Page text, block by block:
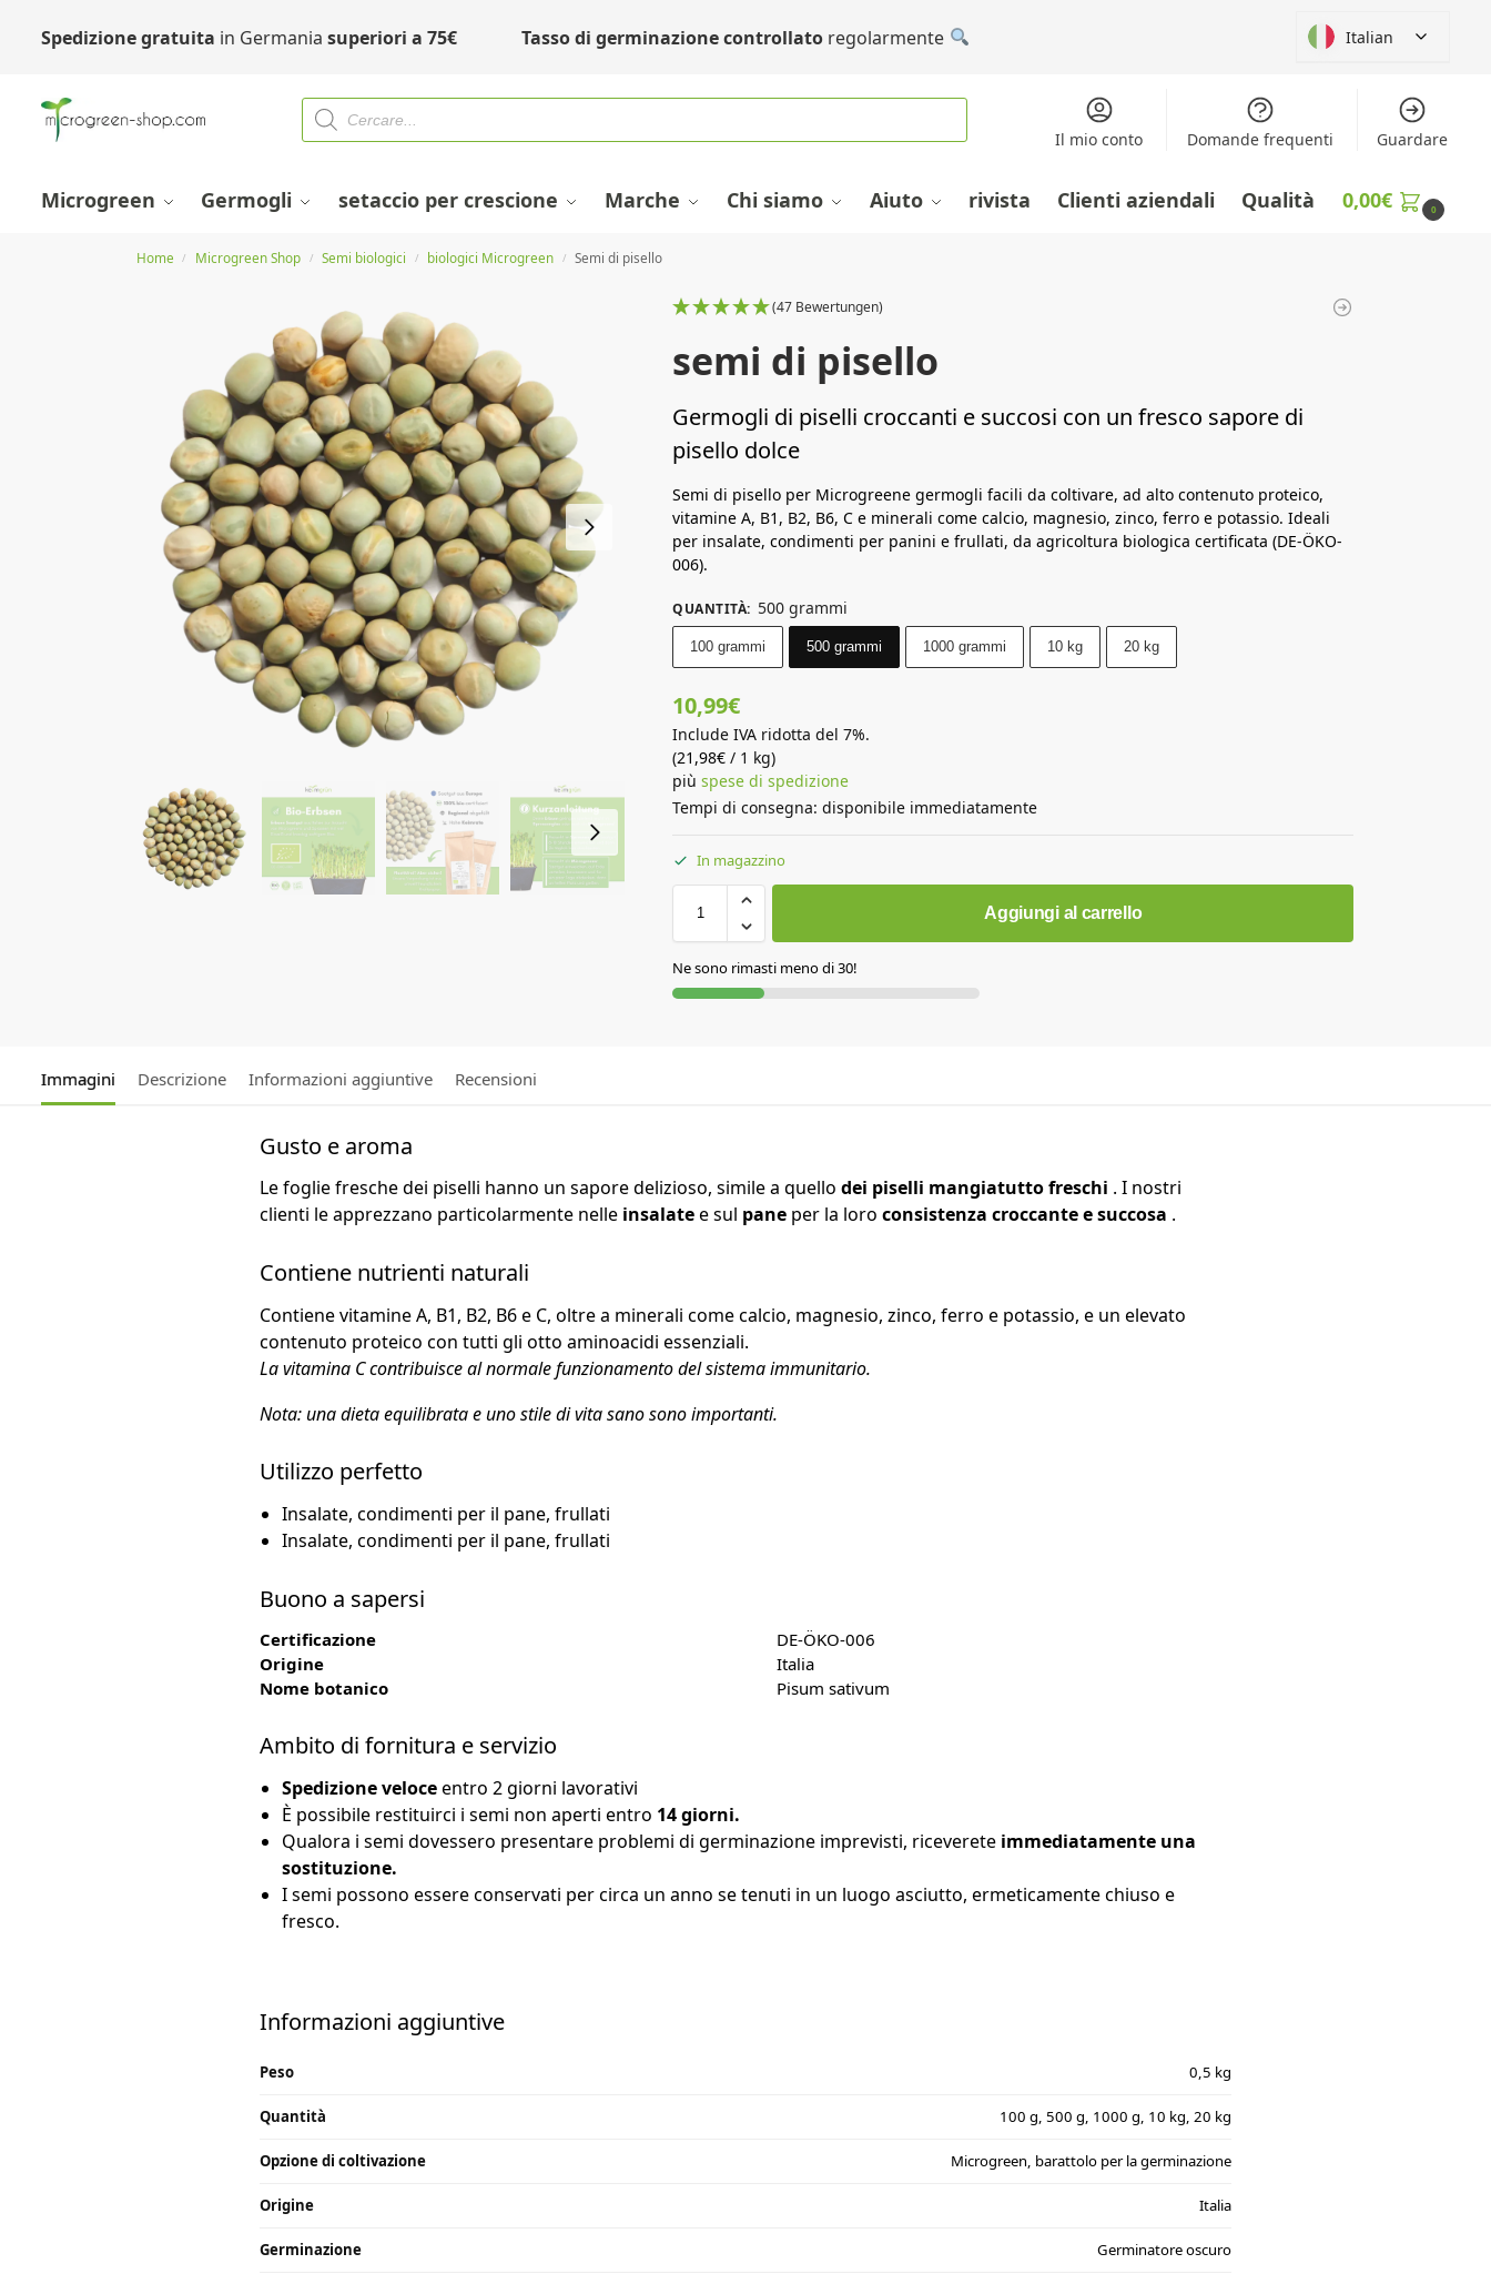
Spedizione gratuita in Germania superiori a 75€ Tasso di germinazione controllato regolarmente Italian
Il mio conto Domande frequenti Guardare
Microgreen Germogli setaccio per crescione Marche Chi siamo Aiuto rivista Clienti aziendali Qualità 0,00€ 0
Home / Microgreen Shop / Semi biologici / biologici Microgreen / Semi di pisello
(47 Bewertungen)
semi di pisello
Germogli di piselli croccanti e succosi con un fresco sapore di
pisello dolce
Semi di pisello per Microgreene germogli facili da coltivare, ad alto contenuto proteico,
vitamine A, B1, B2, B6, C e minerali come calcio, magnesio, zinco, ferro e potassio. Ideali
per insalate, condimenti per panini e frullati, da agricoltura biologica certificata (DE-ÖKO-
006).
QUANTITÀ: 500 grammi
100 grammi 500 grammi 1000 grammi 10 kg 20 kg
10,99€
Include IVA ridotta del 7%.
(21,98€ / 1 kg)
piùspese di spedizione
Tempi di consegna: disponibile immediatamente
In magazzino
Aggiungi al carrello
Ne sono rimasti meno di 30!
Immagini Descrizione Informazioni aggiuntive Recensioni
Gusto e aroma
Le foglie fresche dei piselli hanno un sapore delizioso, simile a quello dei piselli mangiatutto freschi . I nostri
clienti le apprezzano particolarmente nelle insalatee sul paneper la loro consistenza croccante e succosa .
Contiene nutrienti naturali
Contiene vitamine A, B1, B2, B6 e C, oltre a minerali come calcio, magnesio, zinco, ferro e potassio, e un elevato
contenuto proteico con tutti gli otto aminoacidi essenziali.
La vitamina C contribuisce al normale funzionamento del sistema immunitario.
Nota: una dieta equilibrata e uno stile di vita sano sono importanti.
Utilizzo perfetto
Insalate, condimenti per il pane, frullati
Insalate, condimenti per il pane, frullati
Buono a sapersi
Certificazione
DE-ÖKO-006
Origine
Italia
Nome botanico
Pisum sativum
Ambito di fornitura e servizio
Spedizione veloceentro 2 giorni lavorativi
È possibile restituirci i semi non aperti entro 14 giorni.
Qualora i semi dovessero presentare problemi di germinazione imprevisti, riceverete immediatamente una
sostituzione.
I semi possono essere conservati per circa un anno se tenuti in un luogo asciutto, ermeticamente chiuso e
fresco.
Informazioni aggiuntive
Peso 0,5 kg
Quantità 100 g, 500 g, 1000 g, 10 kg, 20 kg
Opzione di coltivazione Microgreen, barattolo per la germinazione
Origine Italia
Germinazione Germinatore oscuro